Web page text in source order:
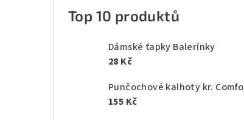
Top 10 produktů
Dámské ťapky Balerínky
28 Kč
Punčochové kalhoty kr.
155 Kč